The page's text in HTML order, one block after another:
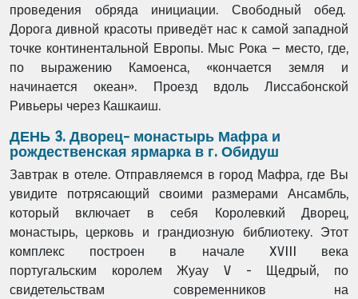
проведения обряда инициации. Свободный обед.
Дорога дивной красоты приведёт нас к самой западной
точке континентальной Европы. Мыс Рока – место, где,
по выражению Камоенса, «кончается земля и
начинается океан». Проезд вдоль Лиссабонской
Ривьеры через Кашкаиш.
ДЕНЬ 3. Дворец- монастырь Мафра и
рождественская ярмарка в г. Обидуш
Завтрак в отеле. Отправляемся в город Мафра, где Вы
увидите потрясающий своими размерами Ансамбль,
который включает в себя Королевкий Дворец,
монастырь, церковь и грандиозную библиотеку. Этот
комплекс построен в начале XVIII века
португальским королем Жуау V - Щедрый, по
свидетельствам современников на